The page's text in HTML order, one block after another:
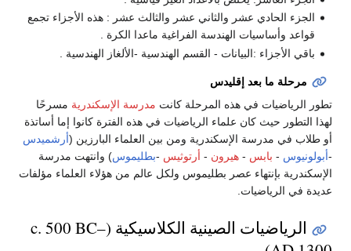
الجزء الحادي عشر والثاني عشر والثالث عشر : هذه الأجزاء تجمع
قواعد وأساسيات الهندسة الفراغية ماعدا الكرة .
باقي الأجزاء :البيانات - القسم الهندسية -الألغاز الهندسية .
مرحلة ما بعد إقليدس
تطور الرياضيات في هذه المرحلة كانت مدرسة الإسكندرية مسرحًا
لهذا التطور حيث كان علماء الرياضيات في هذه الفترة كانوا إما أساتذة
أو طلاب في مدرسة الإسكندرية ومن بين العلماء البارزين (أرشميدس
-أبولونيوس - بابس - هيرون - أرتوثيس -بطليموس) وانتهت مدرسة
الإسكندرية بإنتهاء عصر بطليموس ولكل عالم من هؤلاء العلماء مؤلفات
عديدة في الرياضيات.
الرياضيات الصينية الكلاسيكية (c. 500 BC–